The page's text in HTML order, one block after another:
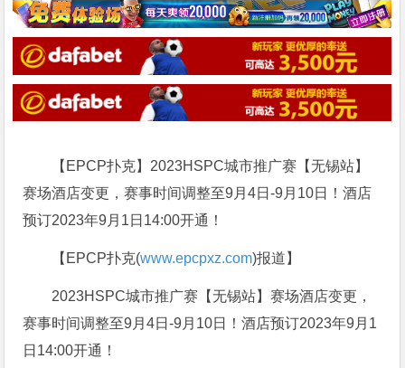
【EPCP扑克】2023HSPC城市推广赛【无锡站】
赛场酒店变更，赛事时间调整至9月4日-9月10日！酒店
预订2023年9月1日14:00开通！
【EPCP扑克(www.epcpxz.com)报道】
2023HSPC城市推广赛【无锡站】赛场酒店变更，
赛事时间调整至9月4日-9月10日！酒店预订2023年9月1
日14:00开通！